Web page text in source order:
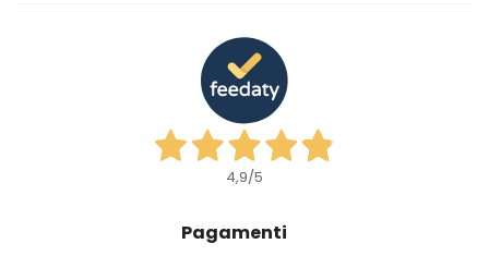
4,9/5
Pagamenti